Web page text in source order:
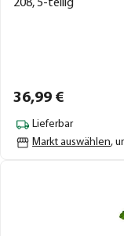
208, 5-teilig
36,99 €
Lieferbar
Markt auswählen,